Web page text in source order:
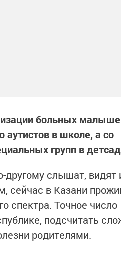
больных
аутистов в школе, а со
групп в
слышат, видят
в Казани
спектра. Точное число
подсчитать
родителями.